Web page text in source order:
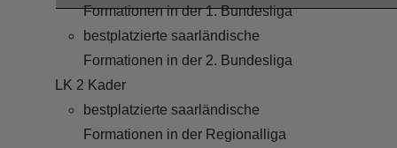
Formationen in der 1. Bundesliga
bestplatzierte saarländische
Formationen in der 2. Bundesliga
LK 2 Kader
bestplatzierte saarländische
Formationen in der Regionalliga